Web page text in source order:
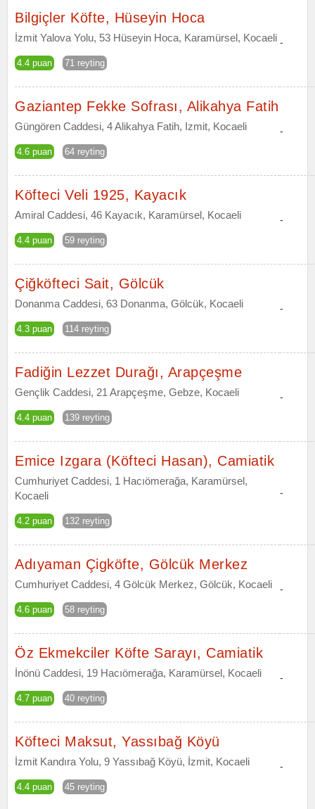
Bilgiçler Köfte, Hüseyin Hoca
İzmit Yalova Yolu, 53 Hüseyin Hoca, Karamürsel, Kocaeli
4.4 puan 71 reyting
-
Gaziantep Fekke Sofrası, Alikahya Fatih
Güngören Caddesi, 4 Alikahya Fatih, Izmit, Kocaeli
4.6 puan 64 reyting
-
Köfteci Veli 1925, Kayacık
Amiral Caddesi, 46 Kayacık, Karamürsel, Kocaeli
4.4 puan 59 reyting
-
Çiğköfteci Sait, Gölcük
Donanma Caddesi, 63 Donanma, Gölcük, Kocaeli
4.3 puan 114 reyting
-
Fadiğin Lezzet Durağı, Arapçeşme
Gençlik Caddesi, 21 Arapçeşme, Gebze, Kocaeli
4.4 puan 139 reyting
-
Emice Izgara (Köfteci Hasan), Camiatik
Cumhuriyet Caddesi, 1 Hacıömerağa, Karamürsel,
Kocaeli
4.2 puan 132 reyting
-
Adıyaman Çigköfte, Gölcük Merkez
Cumhuriyet Caddesi, 4 Gölcük Merkez, Gölcük, Kocaeli
4.6 puan 58 reyting
-
Öz Ekmekciler Köfte Sarayı, Camiatik
İnönü Caddesi, 19 Hacıömerağa, Karamürsel, Kocaeli
4.7 puan 40 reyting
-
Köfteci Maksut, Yassıbağ Köyü
İzmit Kandıra Yolu, 9 Yassıbağ Köyü, İzmit, Kocaeli
4.4 puan 45 reyting
-